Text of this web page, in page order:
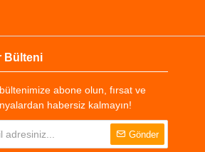
Bülteni
abone olun, fırsat ve
habersiz kalmayın!
Gönder